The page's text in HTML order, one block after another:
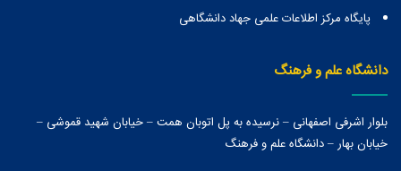
پایگاه مرکز اطلاعات علمی جهاد دانشگاهی
دانشگاه علم و فرهنگ
بلوار اشرفی اصفهانی – نرسیده به پل اتوبان همت – خیابان شهید قموشی –
خیابان بهار – دانشگاه علم و فرهنگ